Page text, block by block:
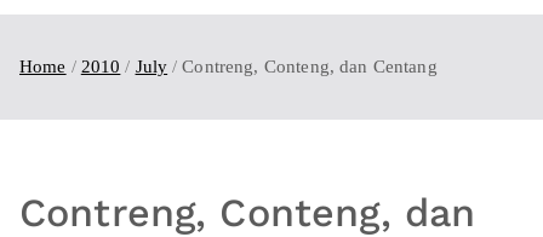
TENGAH
Home 2010 July Contreng, Conteng, dan Centang
Contreng, Conteng, dan